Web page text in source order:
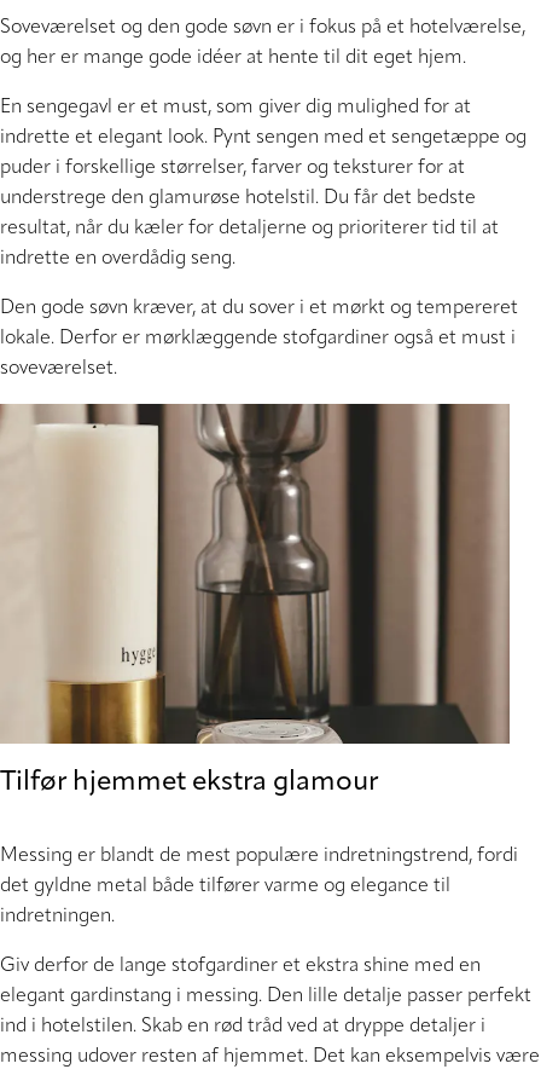
Soveværelset og den gode søvn er i fokus på et hotelværelse,
og her er mange gode idéer at hente til dit eget hjem.
En sengegavl er et must, som giver dig mulighed for at
indrette et elegant look. Pynt sengen med et sengetæppe og
puder i forskellige størrelser, farver og teksturer for at
understrege den glamurøse hotelstil. Du får det bedste
resultat, når du kæler for detaljerne og prioriterer tid til at
indrette en overdådig seng.
Den gode søvn kræver, at du sover i et mørkt og tempereret
lokale. Derfor er mørklæggende stofgardiner også et must i
soveværelset.
Tilfør hjemmet ekstra glamour
Messing er blandt de mest populære indretningstrend, fordi
det gyldne metal både tilfører varme og elegance til
indretningen.
Giv derfor de lange stofgardiner et ekstra shine med en
elegant gardinstang i messing. Den lille detalje passer perfekt
ind i hotelstilen. Skab en rød tråd ved at dryppe detaljer i
messing udover resten af hjemmet. Det kan eksempelvis være